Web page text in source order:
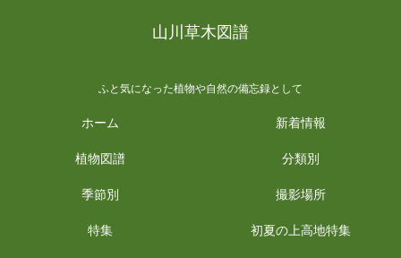
山川草木図譜
ふと気になった植物や自然の備忘録として
ホーム 新着情報
植物図譜 分類別
季節別 撮影場所
特集 初夏の上高地特集